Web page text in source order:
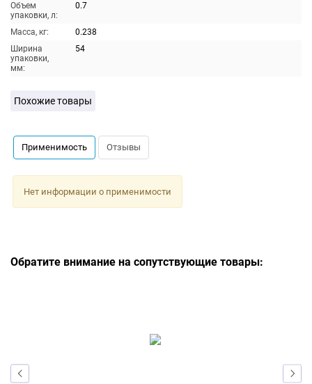
Объем
упаковки, л:
0.7
Масса, кг:
0.238
Ширина
упаковки,
мм:
54
Похожие товары
Применимость Отзывы
Нет информации о применимости
Обратите внимание на сопутствующие товары: